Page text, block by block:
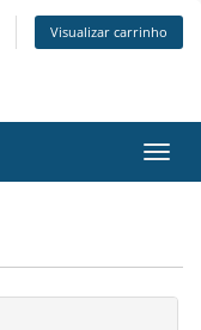
Visualizar carrinho